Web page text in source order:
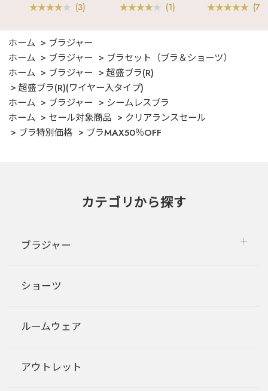
(3) (1)
ホーム
ブラジャー
ホーム
ブラジャー
ブラセット（ブラ＆ショーツ）
ホーム
ブラジャー
超盛ブラ(R)
超盛ブラ(R)(ワイヤー入タイプ)
ホーム
ブラジャー
シームレスブラ
ホーム
セール対象商品
クリアランスセール
ブラ特別価格
ブラMAX50％OFF
カテゴリから探す
ブラジャー
ショーツ
ルームウェア
アウトレット